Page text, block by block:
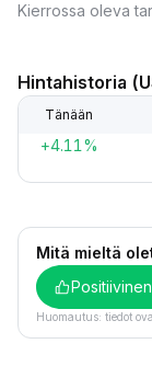
Kierrossa oleva
Hintahistoria
Tänään
+4.11%
Mitä mieltä
Positiivinen
Huomautus: tiedot